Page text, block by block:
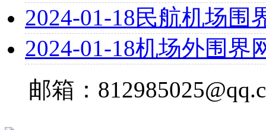
2024-01-18民航机场围
2024-01-18机场外围界
邮箱：